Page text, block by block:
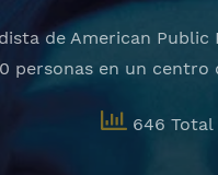
de American
personas en un centro
646 Total